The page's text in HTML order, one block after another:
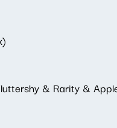
& Rarity &